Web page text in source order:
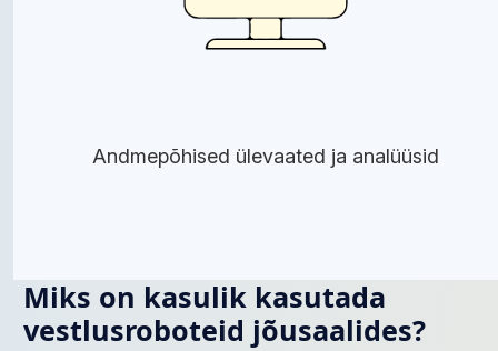
Andmepõhised ülevaated ja analüüsid
Miks on kasulik kasutada
vestlusroboteid jõusaalides?